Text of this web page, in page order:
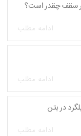
سقف چقدر است؟
ادامه مطلب
ادامه مطلب
در بتن
ادامه مطلب